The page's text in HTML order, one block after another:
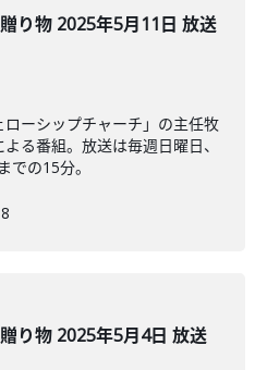
り物 2025年5月11日 放送
ーシップチャーチ」の主任牧
る番組。放送は毎週日曜日、
での15分。
り物 2025年5月4日 放送